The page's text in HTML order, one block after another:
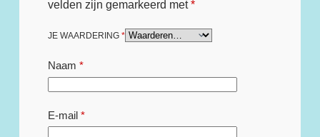
velden zijn gemarkeerd met*
JE WAARDERING *
Naam *
E-mail*